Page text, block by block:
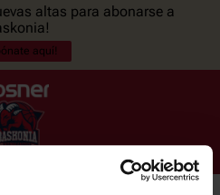
altas para abonarse a
aquí!